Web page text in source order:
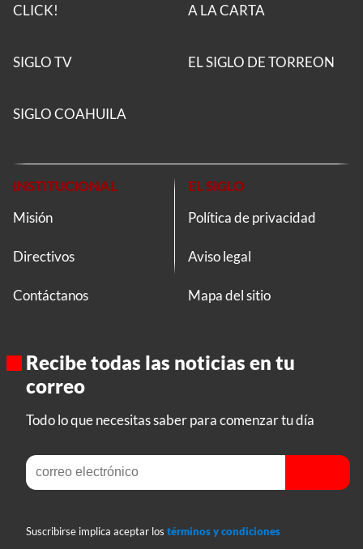
CLICK! A LA CARTA
SIGLO TV EL SIGLO DE TORREON
SIGLO COAHUILA
INSTITUCIONAL
Misión
Directivos
Contáctanos
EL SIGLO
Política de privacidad
Aviso legal
Mapa del sitio
Recibe todas las noticias en tu
correo
Todo lo que necesitas saber para comenzar tu día
Suscribirse implica aceptar los términos y condiciones